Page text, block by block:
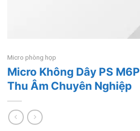
Micro phòng họp
Micro Không Dây PS
Thu Âm Chuyên Nghiệp